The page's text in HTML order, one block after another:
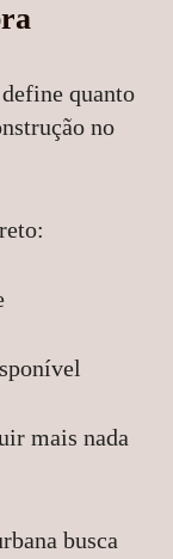
quanto
no
mais nada
busca